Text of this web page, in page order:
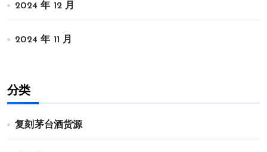
2024 年 12 月
2024 年 11 月
分类
复刻茅台酒货源